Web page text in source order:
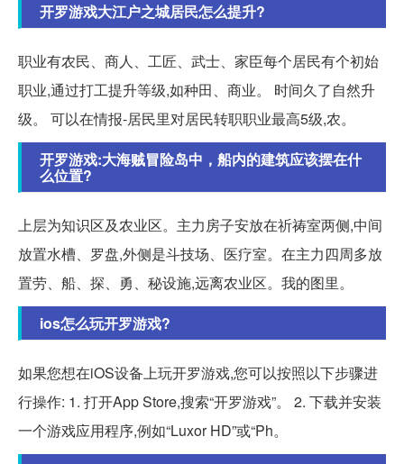
开罗游戏大江户之城居民怎么提升?
职业有农民、商人、工匠、武士、家臣每个居民有个初始
职业,通过打工提升等级,如种田、商业。 时间久了自然升
级。 可以在情报-居民里对居民转职职业最高5级,农。
开罗游戏:大海贼冒险岛中，船内的建筑应该摆在什
么位置?
上层为知识区及农业区。主力房子安放在祈祷室两侧,中间
放置水槽、罗盘,外侧是斗技场、医疗室。在主力四周多放
置劳、船、探、勇、秘设施,远离农业区。我的图里。
ios怎么玩开罗游戏?
如果您想在iOS设备上玩开罗游戏,您可以按照以下步骤进
行操作: 1. 打开App Store,搜索“开罗游戏”。 2. 下载并安装
一个游戏应用程序,例如“Luxor HD”或“Ph。